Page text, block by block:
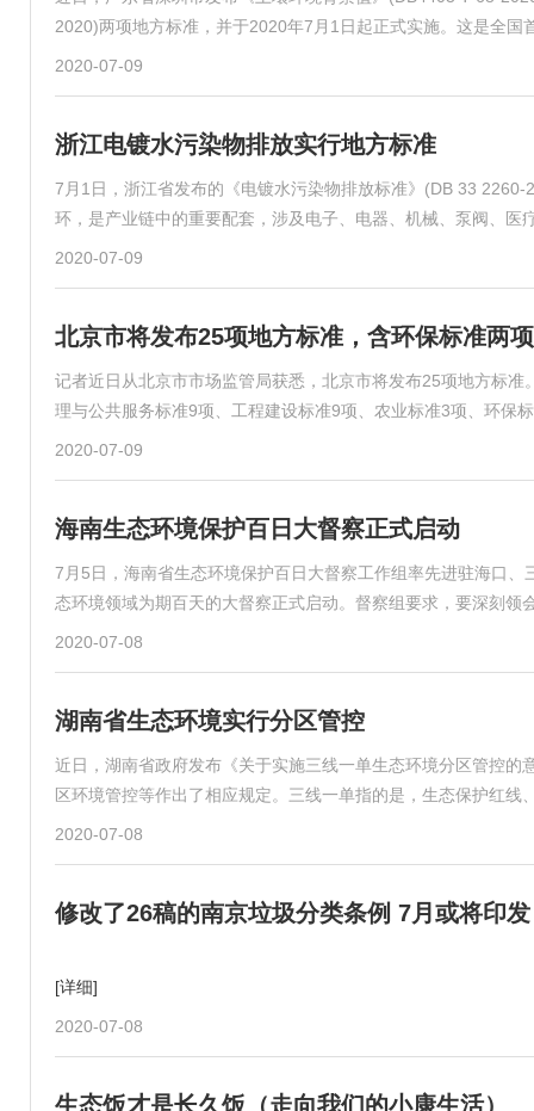
2020)两项地方标准，并于2020年7月1日起正式实施。这是全国
2020-07-09
浙江电镀水污染物排放实行地方标准
7月1日，浙江省发布的《电镀水污染物排放标准》(DB 33
环，是产业链中的重要配套，涉及电子、电器、机械、泵阀、医
2020-07-09
北京市将发布25项地方标准，含环保标准两项
记者近日从北京市市场监管局获悉，北京市将发布25项地方标
理与公共服务标准9项、工程建设标准9项、农业标准3项、环保
2020-07-09
海南生态环境保护百日大督察正式启动
7月5日，海南省生态环境保护百日大督察工作组率先进驻海口
态环境领域为期百天的大督察正式启动。督察组要求，要深刻领
2020-07-08
湖南省生态环境实行分区管控
近日，湖南省政府发布《关于实施三线一单生态环境分区管控
区环境管控等作出了相应规定。三线一单指的是，生态保护红线
2020-07-08
修改了26稿的南京垃圾分类条例 7月或将印发
[详细]
2020-07-08
生态饭才是长久饭（走向我们的小康生活）